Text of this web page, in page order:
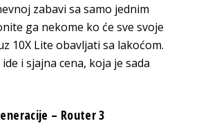
zabavi sa samo jednim
ga nekome ko će sve svoje
10X Lite obavljati sa lakoćom.
i sjajna cena, koja je sada
– Router 3